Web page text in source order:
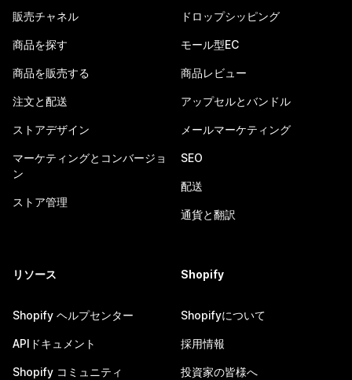
販売チャネル
商品を探す
商品を販売する
注文と配送
ストアデザイン
マーケティングとコンバージョ
ン
ストア管理
ドロップシッピング
モール型EC
商品レビュー
アップセルとバンドル
メールマーケティング
SEO
配送
通貨と翻訳
リソース
Shopify ヘルプセンター
APIドキュメント
Shopify コミュニティ
Shopify
Shopifyについて
採用情報
投資家の皆様へ